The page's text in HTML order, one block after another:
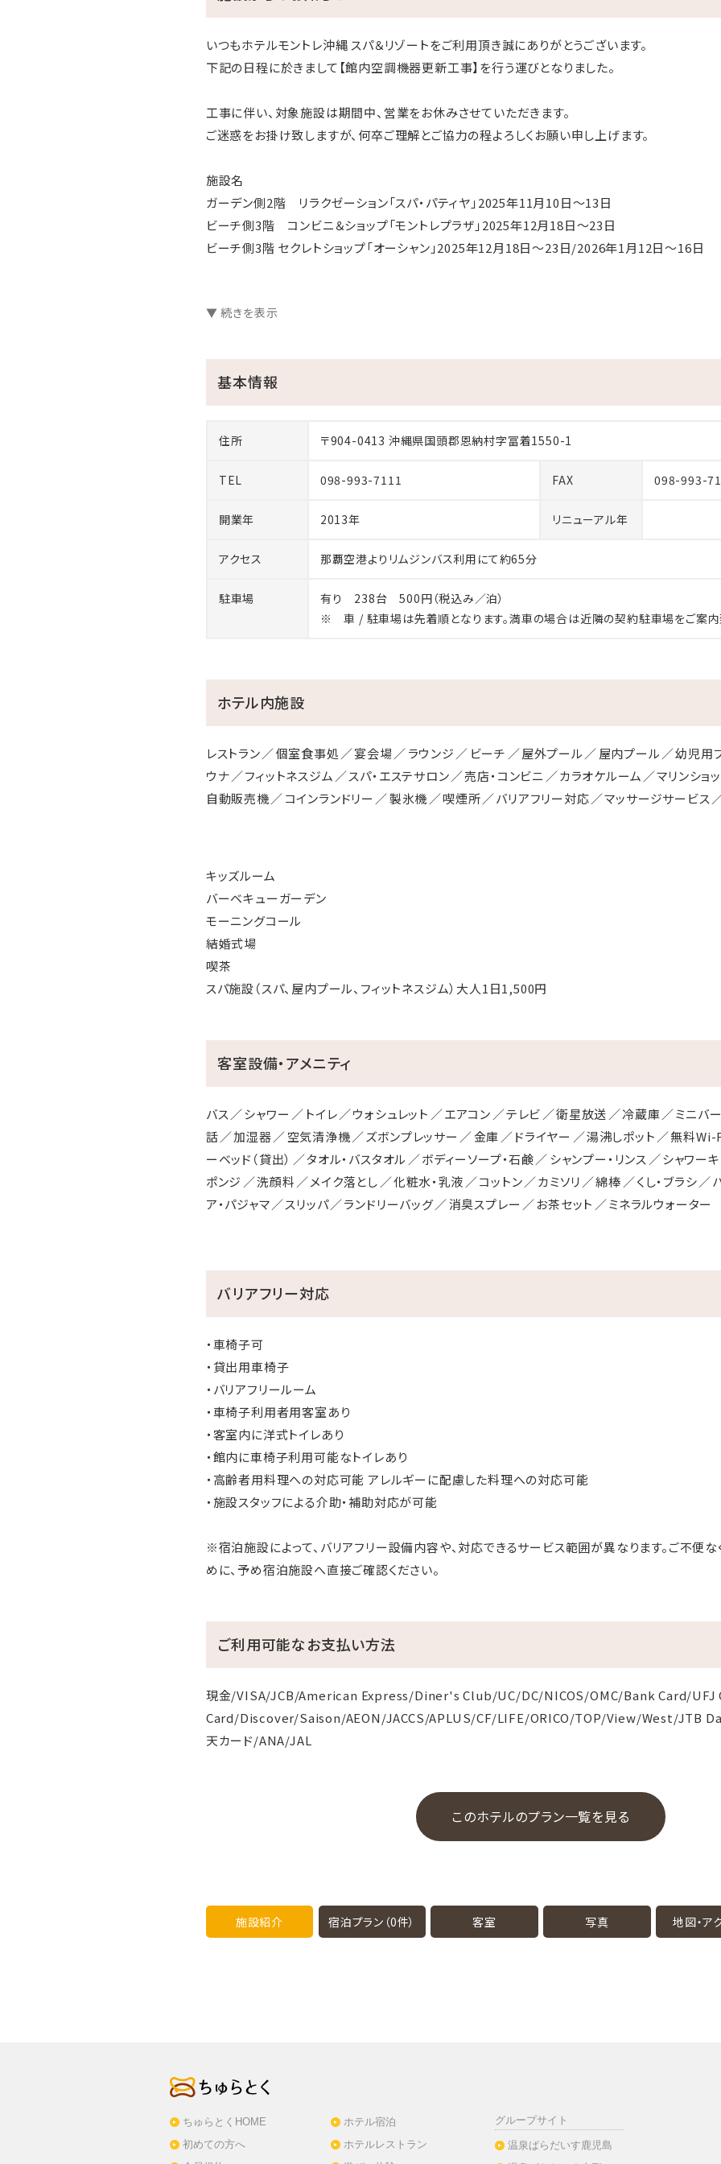
いつもホテルモントレ沖縄 スパ＆リゾートをご利用頂き誠にありがとうございます。
下記の日程に於きまして【館内空調機器更新工事】を行う運びとなりました。
工事に伴い、対象施設は期間中、営業をお休みさせていただきます。
ご迷惑をお掛け致しますが、何卒ご理解とご協力の程よろしくお願い申し上げます。
施設名
ガーデン側2階 リラクゼーション「スパ・パティヤ」2025年11月10日～13日
ビーチ側3階 コンビニ＆ショップ「モントレプラザ」2025年12月18日～23日
ビーチ側3階 セクレトショップ「オーシャン」2025年12月18日～23日/2026年1月12日～16日
※リラクゼーションの施術は、別の場所にてご案内しております。
（スパ・パティヤTEL：098-964-1808 【営】11:00～22:00）
----
いつもホテルモントレ沖縄 スパ＆リゾートをご利用いただき、誠にありがとうございます。
補修工事期間中は、お客様の安全を考慮し休業とさせていただきます。
【補修工事期間】
※「温泉・屋内プール・ジム」はご利用いただけません。
▼ 続きを表示
基本情報
住所 〒904-0413 沖縄県国頭郡恩納村字冨着1550-1
TEL 098-993-7111 FAX 098-993-
開業年 2013年 リニューアル年
アクセス 那覇空港よりリムジンバス利用にて約65分
駐車場
有り 238台 500円（税込み／泊）
※ 車 / 駐車場は先着順となります。満車の場合は近隣の契約駐車場をご案内
ホテル内施設
レストラン 個室食事処 宴会場 ラウンジ ビーチ 屋外プール 屋内プール 幼児用
ウナ
フィットネスジム スパ・エステサロン 売店・コンビニ カラオケルーム マリンショ
自動販売機
コインランドリー 製氷機 喫煙所 バリアフリー対応 マッサージサービス
キッズルーム
バーベキューガーデン
モーニングコール
結婚式場
喫茶
スパ施設（スパ、屋内プール、フィットネスジム）大人1日1,500円
客室設備・アメニティ
バス シャワー トイレ ウォシュレット エアコン テレビ 衛星放送 冷蔵庫 ミニバー
話
加湿器 空気清浄機 ズボンプレッサー 金庫 ドライヤー 湯沸しポット 無料Wi-
ーベッド（貸出）
タオル・バスタオル ボディーソープ・石鹸 シャンプー・リンス シャワー
ポンジ
洗顔料 メイク落とし 化粧水・乳液 コットン カミソリ 綿棒 くし・ブラシ
ア・パジャマ
スリッパ ランドリーバッグ 消臭スプレー お茶セット ミネラルウォーター
バリアフリー対応
・車椅子可
・貸出用車椅子
・バリアフリールーム
・車椅子利用者用客室あり
・客室内に洋式トイレあり
・館内に車椅子利用可能なトイレあり
・高齢者用料理への対応可能 アレルギーに配慮した料理への対応可能
・施設スタッフによる介助・補助対応が可能
※宿泊施設によって、バリアフリー設備内容や、対応できるサービス範囲が異なります。ご不便
めに、予め宿泊施設へ直接ご確認ください。
ご利用可能なお支払い方法
現金/VISA/JCB/American Express/Diner's Club/UC/DC/NICOS/OMC/Bank Card/
Card/Discover/Saison/AEON/JACCS/APLUS/CF/LIFE/ORICO/TOP/View/West/JTB
天カード/ANA/JAL
このホテルのプラン一覧を見る
施設紹介 宿泊プラン（0件） 客室 写真 地図・ア
ちゅらとくHOME
初めての方へ
ホテル宿泊
ホテルレストラン
グループサイト
温泉ぱらだいす鹿児島